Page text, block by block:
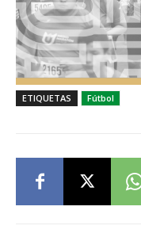
ETIQUETAS Fútbol